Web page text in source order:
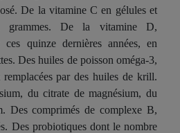
De la vitamine C en gélules et
grammes. De la vitamine D,
ces quinze dernières années, en
Des huiles de poisson oméga-3,
par des huiles de krill.
du citrate de magnésium, du
Des comprimés de complexe B,
Des probiotiques dont le nombre